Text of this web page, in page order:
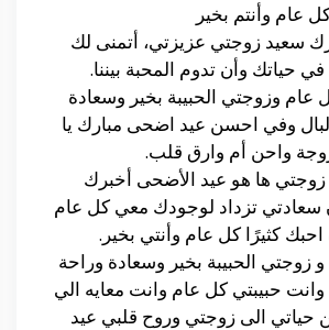
عام وأنتم بخير
سعيد زوجتي عزيزتي، أتمنى لك
في حياتك وأن تدوم المحبة بيننا.
عام وزوجتي الحبيبة بخير وسعادة
وفي احسن عيد اضحى مبارك يا
واحن أم وارق قلب.
زوجتي ها هو عيد الأضحى أخبرك
سعادتي تزداد لوجودك معي كل عام
كثيرًا كل عام وأنتي بخير.
زوجتي الحبيبة بخير وسعادة وراحة
حبيبتي كل عام وانت معايه الي
حياتي الى زوجتي وروح قلبي عيد